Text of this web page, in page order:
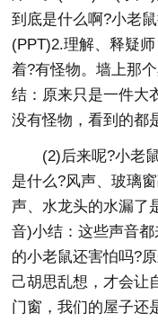
到底是什么啊?小老
(PPT)2.理解、释疑
着?有怪物。墙上那
结：原来只是一件大
没有怪物，看到的都
(2)后来呢?小老
是什么?风声、玻璃
声、水龙头的水漏了
音)小结：这些声音
的小老鼠还害怕吗?
己胡思乱想，才会让
门窗，我们的屋子还